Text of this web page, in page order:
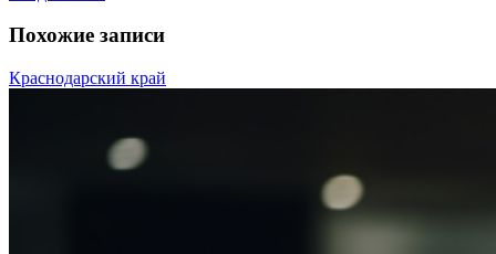
Похожие записи
Краснодарский край